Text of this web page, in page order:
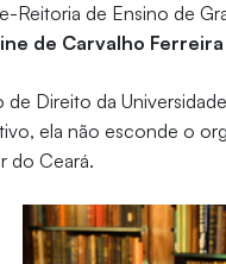
Reitoria de Ensino de
de Carvalho Ferreira
Direito da
ela não esconde o
do Ceará.